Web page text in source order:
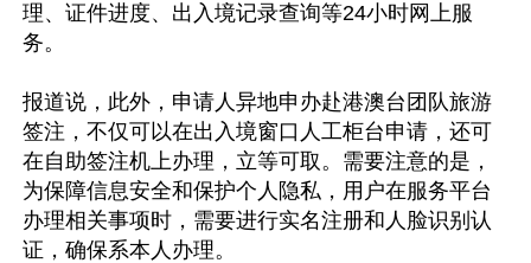
理、证件进度、出入境记录查询等24小时网上服
务。
报道说，此外，申请人异地申办赴港澳台团队旅游
签注，不仅可以在出入境窗口人工柜台申请，还可
在自助签注机上办理，立等可取。需要注意的是，
为保障信息安全和保护个人隐私，用户在服务平台
办理相关事项时，需要进行实名注册和人脸识别认
证，确保系本人办理。